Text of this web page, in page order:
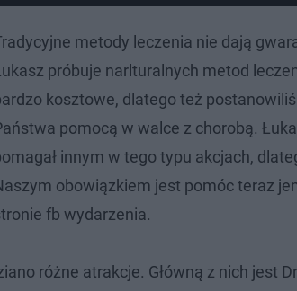
metody leczenia nie dają
próbuje narlturalnych metod
kosztowe, dlatego też
pomocą w walce z chorobą.
innym w tego typu akcjach,
obowiązkiem jest pomóc teraz
fb wydarzenia.
różne atrakcje. Główną z nich jest